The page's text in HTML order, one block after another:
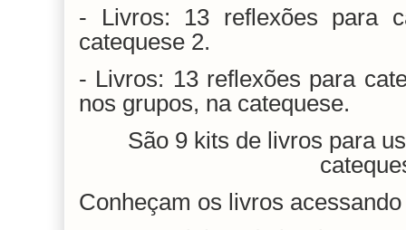
- Livros: 13 reflexões para
catequese 2.
- Livros: 13 reflexões para
nos grupos, na catequese.
São 9 kits de livros para
Conheçam os livros